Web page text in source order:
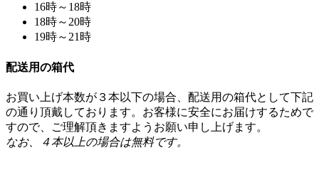
16時～18時
18時～20時
19時～21時
配送用の箱代
お買い上げ本数が３本以下の場合、配送用の箱代として下記
の通り頂戴しております。お客様に安全にお届けするためで
すので、ご理解頂きますようお願い申し上げます。
なお、４本以上の場合は無料です。